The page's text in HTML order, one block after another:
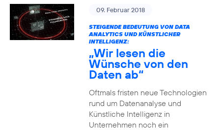
09. Februar 2018
STEIGENDE BEDEUTUNG VON DATA
ANALYTICS UND KÜNSTLICHER
INTELLIGENZ:
„Wir lesen die
Wünsche von den
Daten ab“
Oftmals fristen neue Technologien
rund um Datenanalyse und
Künstliche Intelligenz in
Unternehmen noch ein